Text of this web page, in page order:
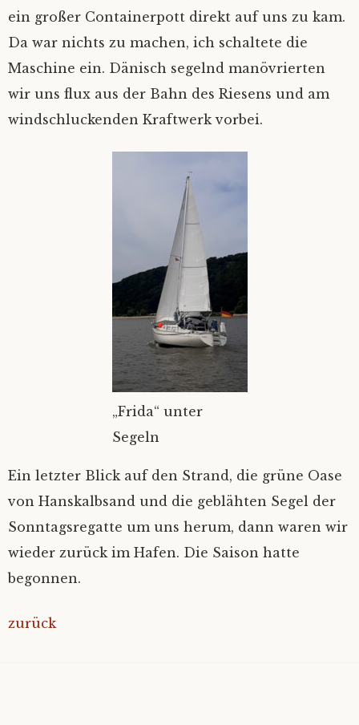
ein großer Containerpott direkt auf uns zu kam.
Da war nichts zu machen, ich schaltete die
Maschine ein. Dänisch segelnd manövrierten
wir uns flux aus der Bahn des Riesens und am
windschluckenden Kraftwerk vorbei.
„Frida“ unter
Segeln
Ein letzter Blick auf den Strand, die grüne Oase
von Hanskalbsand und die geblähten Segel der
Sonntagsregatte um uns herum, dann waren wir
wieder zurück im Hafen. Die Saison hatte
begonnen.
zurück